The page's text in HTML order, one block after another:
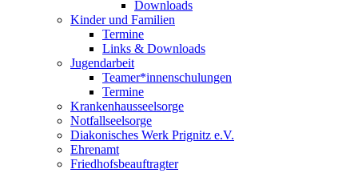
Downloads
Kinder und Familien
Termine
Links & Downloads
Jugendarbeit
Teamer*innenschulungen
Termine
Krankenhausseelsorge
Notfallseelsorge
Diakonisches Werk Prignitz e.V.
Ehrenamt
Friedhofsbeauftragter